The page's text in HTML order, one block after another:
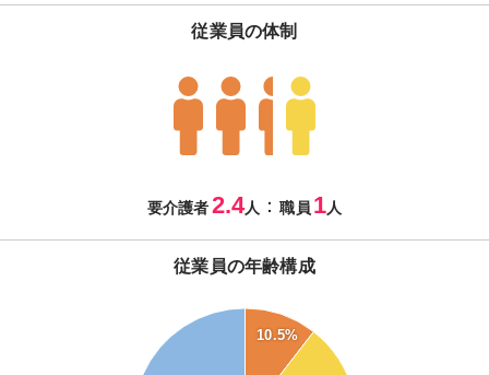
従業員の体制
要介護者2.4人 ：職員 1人
従業員の年齢構成
10.5%